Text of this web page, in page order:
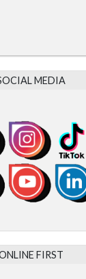
MEDIA
FIRST